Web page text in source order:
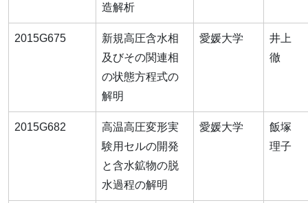
造解析
2015G675
新規高圧含水相
及びその関連相
の状態方程式の
解明
愛媛大学
井上
徹
2015G682
高温高圧変形実
験用セルの開発
と含水鉱物の脱
水過程の解明
愛媛大学
飯塚
理子